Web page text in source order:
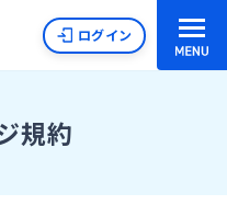
ログイン
規約